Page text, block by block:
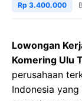
Rp 3.400.000
Lowongan
Komering Ulu
perusahaan
Indonesia